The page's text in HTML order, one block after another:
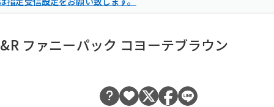
ファニーパック コヨーテブラウン